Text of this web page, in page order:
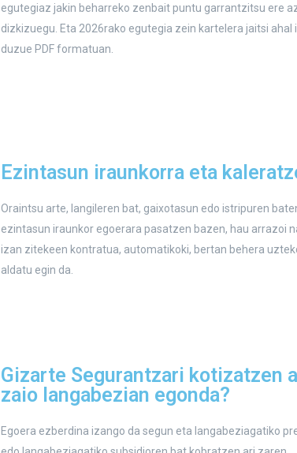
egutegiaz jakin beharreko zenbait puntu garrantzitsu ere
dizkizuegu. Eta 2026rako egutegia zein kartelera jaitsi ahal
duzue PDF formatuan.
Ezintasun iraunkorra eta
Oraintsu arte, langileren bat, gaixotasun edo istripuren
ezintasun iraunkor egoerara pasatzen bazen, hau arrazoi
izan zitekeen kontratua, automatikoki, bertan behera
aldatu egin da.
Gizarte Segurantzari kotizatzen al
zaio langabezian egonda?
Egoera ezberdina izango da segun eta langabeziagatiko